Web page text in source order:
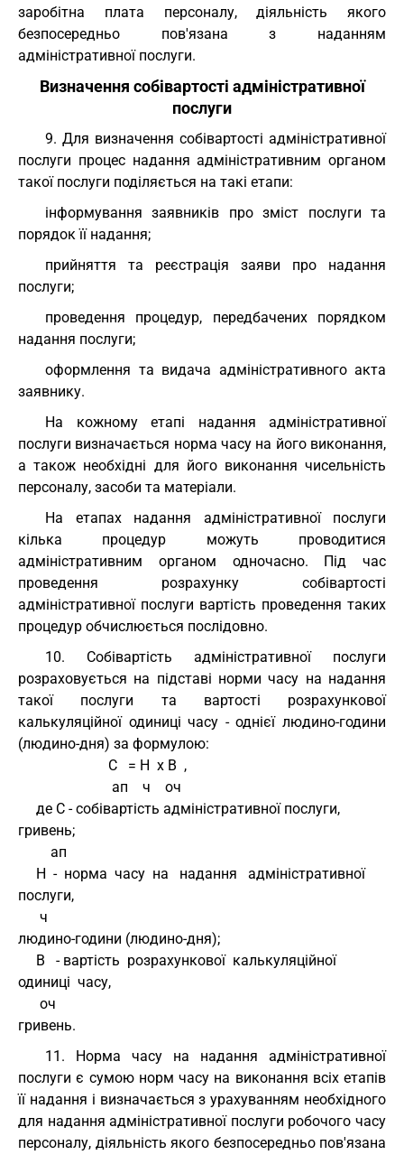
заробітна плата персоналу, діяльність якого
безпосередньо пов'язана з наданням
адміністративної послуги.
Визначення собівартості адміністративної
послуги
9. Для визначення собівартості адміністративної
послуги процес надання адміністративним органом
такої послуги поділяється на такі етапи:
інформування заявників про зміст послуги та
порядок її надання;
прийняття та реєстрація заяви про надання
послуги;
проведення процедур, передбачених порядком
надання послуги;
оформлення та видача адміністративного акта
заявнику.
На кожному етапі надання адміністративної
послуги визначається норма часу на його виконання,
а також необхідні для його виконання чисельність
персоналу, засоби та матеріали.
На етапах надання адміністративної послуги
кілька процедур можуть проводитися
адміністративним органом одночасно. Під час
проведення розрахунку собівартості
адміністративної послуги вартість проведення таких
процедур обчислюється послідовно.
10. Собівартість адміністративної послуги
розраховується на підставі норми часу на надання
такої послуги та вартості розрахункової
калькуляційної одиниці часу - однієї людино-години
(людино-дня) за формулою:
                         С   = Н  х В  ,
                          ап    ч    оч
гривень;
         ап
послуги,
      ч
людино-години (людино-дня);
одиниці  часу,
      оч
гривень.
11. Норма часу на надання адміністративної
послуги є сумою норм часу на виконання всіх етапів
її надання і визначається з урахуванням необхідного
для надання адміністративної послуги робочого часу
персоналу, діяльність якого безпосередньо пов'язана